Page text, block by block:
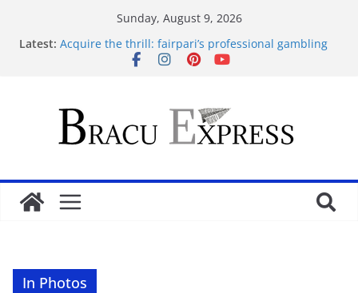
Sunday, August 9, 2026
Latest: Acquire the thrill: fairpari’s professional gambling
strategy revealed
Mastering casino scratch: navigate with the wise 아
스트로넛 게임.
Cleverly Savor the Sugar Rush 1000: Reliable Casino
Nasıl Alabilirsiniz
In Photos